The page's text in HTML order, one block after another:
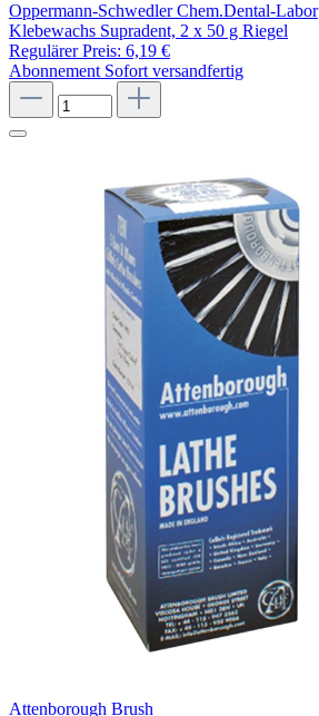
Oppermann-Schwedler Chem.Dental-Labor
Klebewachs Supradent, 2 x 50 g Riegel
Regulärer Preis: 6,19 €
Abonnement Sofort versandfertig
Attenborough Brush